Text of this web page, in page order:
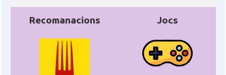
Recomanacions Jocs